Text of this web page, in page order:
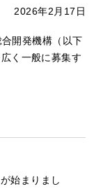
2026年2月17日
開発機構（以下
く一般に募集す
始まりまし